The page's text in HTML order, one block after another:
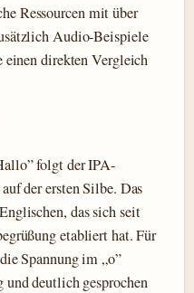
Ressourcen mit über
Audio-Beispiele
direkten Vergleich
folgt der IPA-
der ersten Silbe. Das
das sich seit
etabliert hat. Für
Spannung im „o”
und deutlich gesprochen